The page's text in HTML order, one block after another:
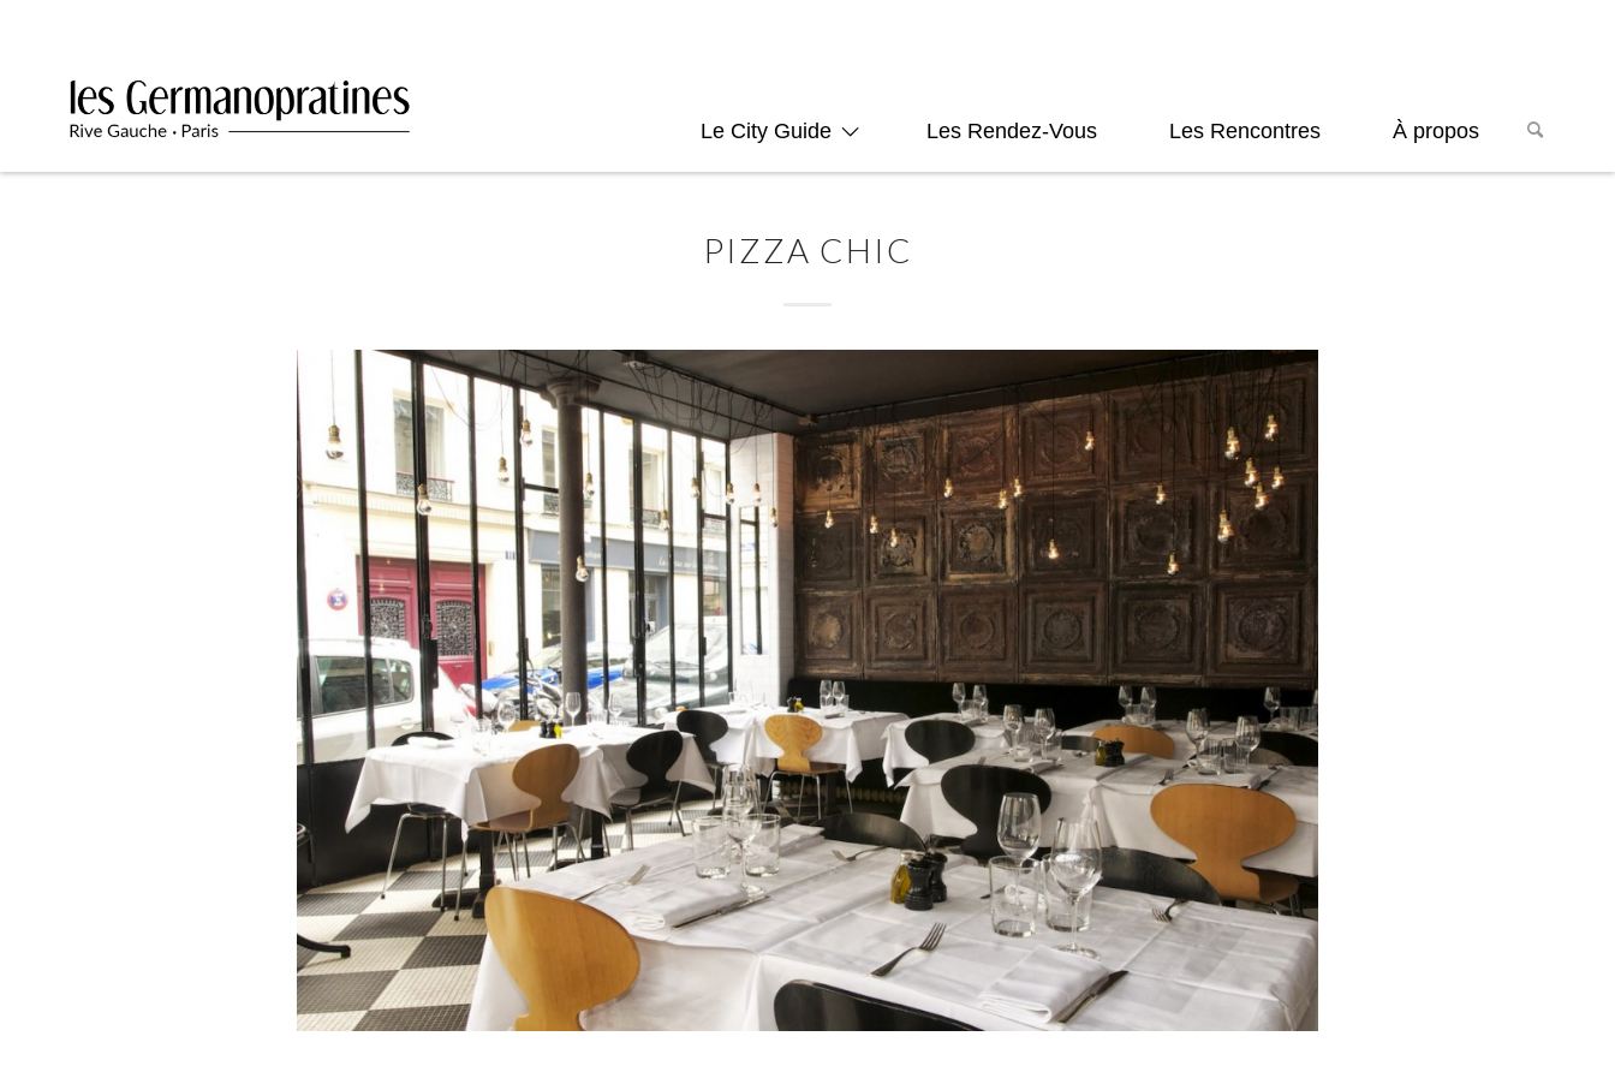
Le City Guide Les Rendez-Vous Les Rencontres À propos
PIZZA CHIC